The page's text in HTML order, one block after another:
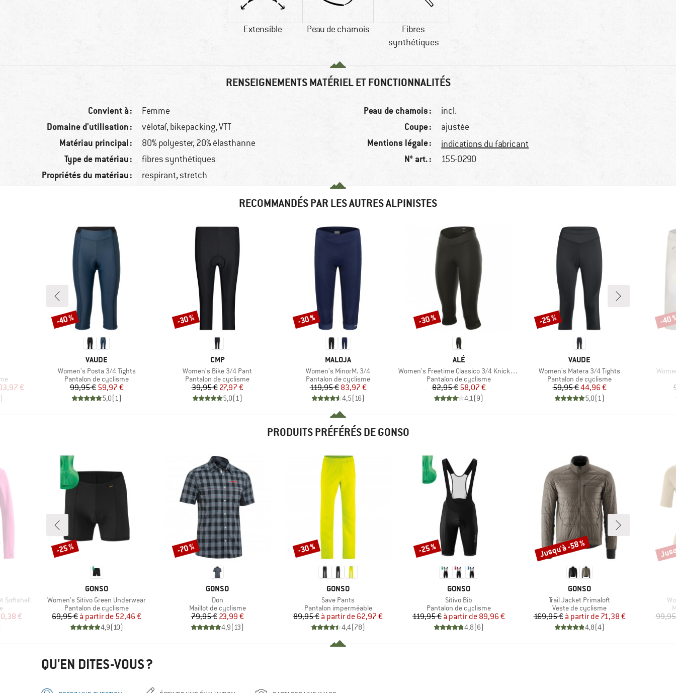
Extensible Peau de chamois
Fibres
synthétiques
RENSEIGNEMENTS MATÉRIEL ET FONCTIONNALITÉS
Convient à : Femme
Domaine d'utilisation : vélotaf, bikepacking, VTT
Matériau principal : 80% polyester, 20% élasthanne
Type de matériau : fibres synthétiques
Propriétés du matériau : respirant, stretch
Peau de chamois : incl.
Coupe : ajustée
Mentions légale : indications du fabricant
N° art. : 155-0290
RECOMMANDÉS PAR LES AUTRES ALPINISTES
€
)
MARQUE
VAUDE
Article
Women's Posta 3/4 Tights
Product group
Pantalon de cyclisme
Prix
99,95 €Prix réduit
59,97 €
5,0(1)
Remise
-40 %
MARQUE
CMP
Article
Women's Bike 3/4 Pant
Product group
Pantalon de cyclisme
Prix
39,95 €Prix réduit
27,97 €
5,0(1)
Remise
-30 %
MARQUE
MALOJA
Article
Women's MinorM. 3/4
Product group
Pantalon de cyclisme
Prix
119,95 €Prix réduit
83,97 €
4,5(16)
Remise
-30 %
MARQUE
ALÉ
Article
Women's Freetime Classico 3/4 Knickers
Product group
Pantalon de cyclisme
Prix
82,95 €Prix réduit
58,07 €
4,1(9)
Remise
-30 %
MARQUE
VAUDE
Article
Women's Matera 3/4 Tights
Product group
Pantalon de cyclisme
Prix
59,95 €Prix réduit
44,96 €
5,0(1)
Remise
-25 %
Article
-40
PRODUITS PRÉFÉRÉS DE GONSO
Softshell
€
MARQUE
GONSO
Article
Women's Sitivo Green Underwear
Product group
Pantalon de cyclisme
Prix
69,95 € Prix réduit
à partir de 52,46 €
4,9(10)
Remise
-25 %
MARQUE
GONSO
Article
Don
Product group
Maillot de cyclisme
Prix
79,95 €Prix réduit
23,99 €
4,9(13)
Remise
-70 %
MARQUE
GONSO
Article
Save Pants
Product group
Pantalon imperméable
Prix
89,95 € Prix réduit
à partir de 62,97 €
4,4(78)
Remise
-30 %
MARQUE
GONSO
Article
Sitivo Bib
Product group
Pantalon de cyclisme
Prix
119,95 € Prix réduit
à partir de 89,96 €
4,8(6)
Remise
-25 %
MARQUE
GONSO
Article
Trail Jacket Primaloft
Product group
Veste de cyclisme
Prix
169,95 € Prix réduit
à partir de 71,38 €
4,8(4)
Remise
Jusqu'à -58 %
QU'EN DITES-VOUS ?